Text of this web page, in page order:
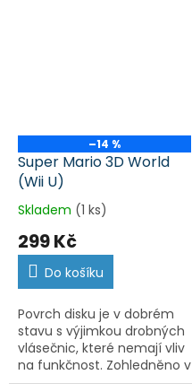
–14 %
Super Mario 3D World
(Wii U)
Skladem (1 ks)
299 Kč
Do košíku
Povrch disku je v dobrém
stavu s výjimkou drobných
vlásečnic, které nemají vliv
na funkčnost. Zohledněno v
ceně.